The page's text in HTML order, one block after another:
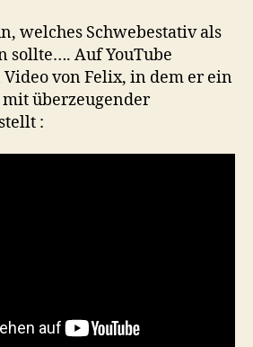
welches Schwebestativ als
sollte…. Auf YouTube
von Felix, in dem er ein
überzeugender
: